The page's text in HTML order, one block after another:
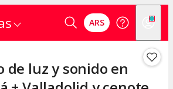
ARS
de luz y sonido en